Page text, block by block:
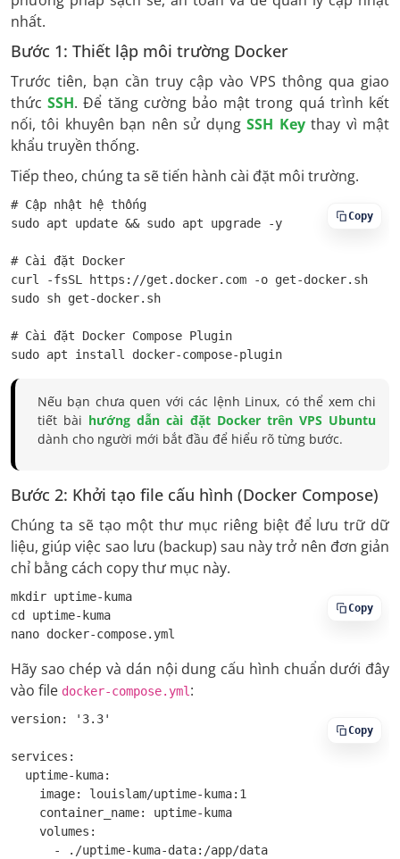
nhất.
Bước 1: Thiết lập môi trường Docker
Trước tiên, bạn cần truy cập vào VPS thông qua giao
thứcSSH. Để tăng cường bảo mật trong quá trình kết
nối, tôi khuyên bạn nên sử dụngSSH Keythay vì mật
khẩu truyền thống.
Tiếp theo, chúng ta sẽ tiến hành cài đặt môi trường.
# Cập nhật hệ thống
sudo apt update && sudo apt upgrade -y
# Cài đặt Docker
curl -fsSL https://get.docker.com -o get-docker.sh
sudo sh get-docker.sh
# Cài đặt Docker Compose Plugin
sudo apt install docker-compose-plugin
Copy
Nếu bạn chưa quen với các lệnh Linux, có thể xem chi
tiết bài hướng dẫn cài đặt Docker trên VPS Ubuntu
dành cho người mới bắt đầu để hiểu rõ từng bước.
Bước 2: Khởi tạo file cấu hình (Docker Compose)
Chúng ta sẽ tạo một thư mục riêng biệt để lưu trữ dữ
liệu, giúp việc sao lưu (backup) sau này trở nên đơn giản
chỉ bằng cách copy thư mục này.
mkdir uptime-kuma
cd uptime-kuma
nano docker-compose.yml
Copy
Hãy sao chép và dán nội dung cấu hình chuẩn dưới đây
vào file docker-compose.yml:
version: '3.3'
services:
  uptime-kuma:
    image: louislam/uptime-kuma:1
    container_name: uptime-kuma
    volumes:
      - ./uptime-kuma-data:/app/data
Copy